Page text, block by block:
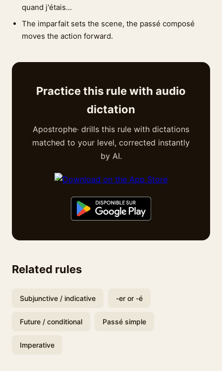
quand j'étais...
The imparfait sets the scene, the passé composé
moves the action forward.
Practice this rule with audio
dictation
Apostrophe· drills this rule with dictations
matched to your level, corrected instantly
by AI.
Related rules
Subjunctive / indicative -er or -é
Future / conditional Passé simple
Imperative